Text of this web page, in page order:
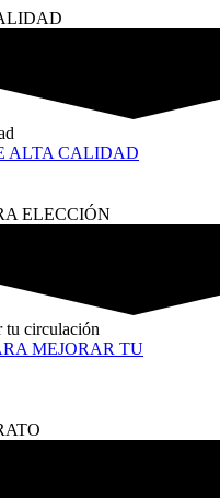
ALTA CALIDAD
MEJORAR TU